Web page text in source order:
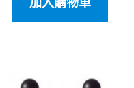
加入購物車